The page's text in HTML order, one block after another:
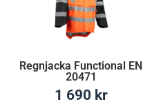
Regnjacka Functional EN
20471
1 690 kr